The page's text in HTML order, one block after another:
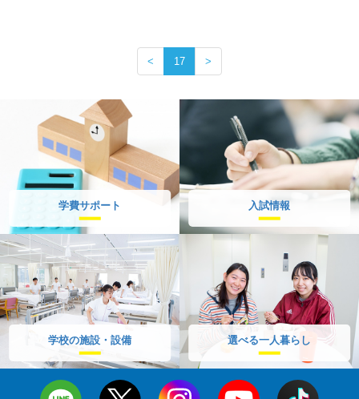
< 17 >
学費サポート 入試情報
学校の施設・設備 選べる一人暮らし